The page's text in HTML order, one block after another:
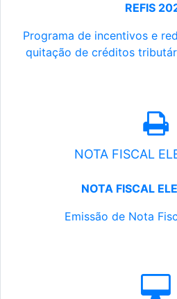
REFIS
Programa de incentivos e
quitação de créditos
NOTA FISCAL
NOTA FISCAL
Emissão de Nota